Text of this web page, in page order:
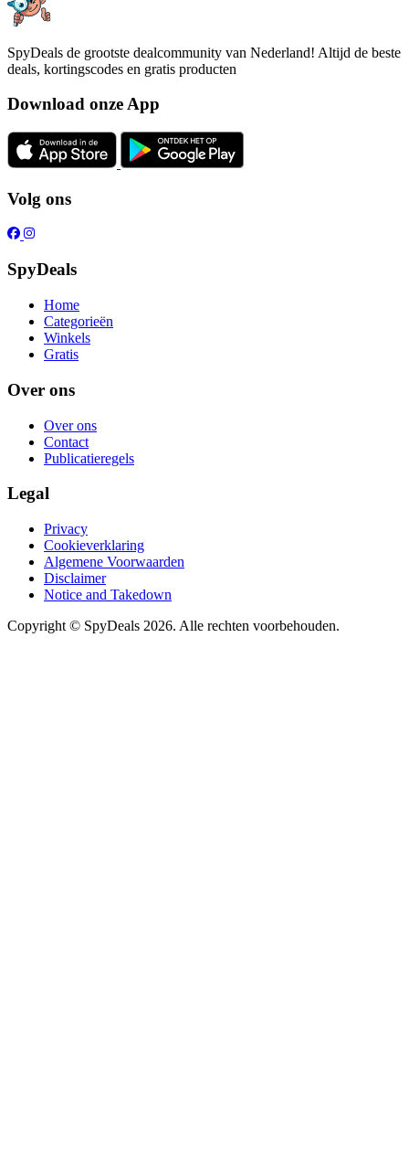
SpyDeals de grootste dealcommunity van Nederland! Altijd de beste
deals, kortingscodes en gratis producten
Download onze App
Volg ons
SpyDeals
Home
Categorieën
Winkels
Gratis
Over ons
Over ons
Contact
Publicatieregels
Legal
Privacy
Cookieverklaring
Algemene Voorwaarden
Disclaimer
Notice and Takedown
Copyright © SpyDeals 2026. Alle rechten voorbehouden.